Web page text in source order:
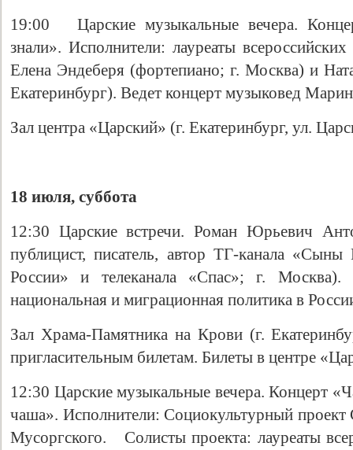
19:00 Царские музыкальные вечера.
знали». Исполнители: лауреаты
Елена Эндеберя (фортепиано; г. Москва) и
Екатеринбург). Ведет концерт музыковед
Зал центра «Царский» (г. Екатеринбург, ул.
18 июля, суббота
12:30 Царские встречи. Роман Юрьевич
публицист, писатель, автор ТГ-канала
России» и телеканала «Спас»; г.
национальная и миграционная политика в
Зал Храма-Памятника на Крови (г.
пригласительным билетам. Билеты в центре
12:30 Царские музыкальные вечера. Концерт
чаша». Исполнители: Социокультурный
Мусоргского. Солисты проекта: лауреаты